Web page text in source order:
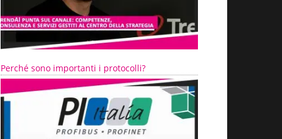
Perché sono importanti i protocolli?